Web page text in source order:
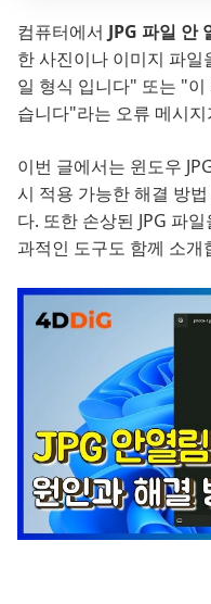
컴퓨터에서 JPG 파일 안
한 사진이나 이미지 파
일 형식 입니다" 또는 "
습니다"라는 오류 메시
이번 글에서는 윈도우
시 적용 가능한 해결 방
다. 또한 손상된 JPG 파
과적인 도구도 함께 소개